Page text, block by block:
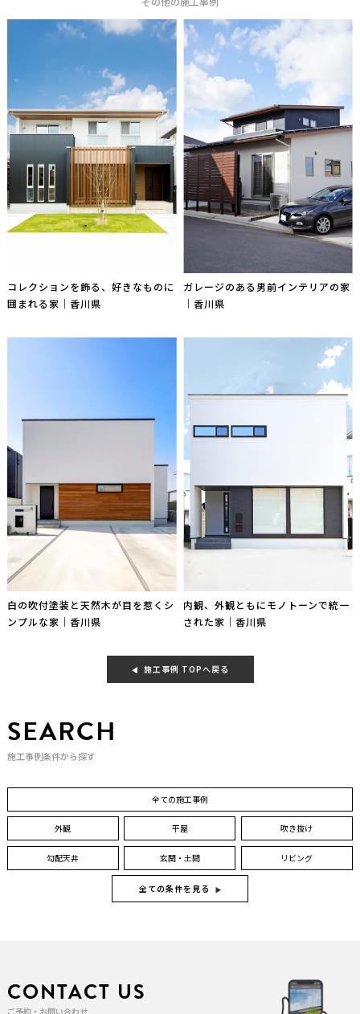
コレクションを飾る、好きなものに
囲まれる家｜香川県
ガレージのある男前インテリアの家
｜香川県
白の吹付塗装と天然木が目を惹くシ
ンプルな家｜香川県
内観、外観ともにモノトーンで統一
された家｜香川県
施工事例 TOPへ戻る
SEARCH
施工事例条件から探す
全ての施工事例
外観 平屋 吹き抜け
勾配天井 玄関・土間 リビング
全ての条件を見る
CONTACT US
ご予約・お問い合わせ